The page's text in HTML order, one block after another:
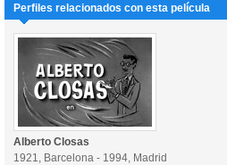
Perfiles relacionados con esta película
Alberto Closas
1921, Barcelona - 1994, Madrid